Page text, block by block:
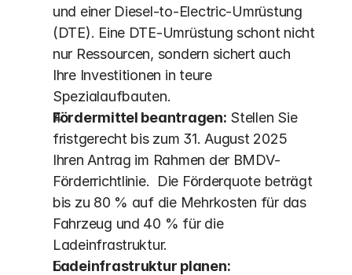
und einer Diesel-to-Electric-Umrüstung
(DTE). Eine DTE-Umrüstung schont nicht
nur Ressourcen, sondern sichert auch
Ihre Investitionen in teure
Spezialaufbauten.
Fördermittel beantragen: Stellen Sie
fristgerecht bis zum 31. August 2025
Ihren Antrag im Rahmen der BMDV-
Förderrichtlinie.  Die Förderquote beträgt
bis zu 80 % auf die Mehrkosten für das
Fahrzeug und 40 % für die
Ladeinfrastruktur.
Ladeinfrastruktur planen: